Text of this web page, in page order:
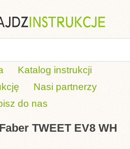
Katalog instrukcji
Nasi partnerzy
do nas
TWEET EV8 WH